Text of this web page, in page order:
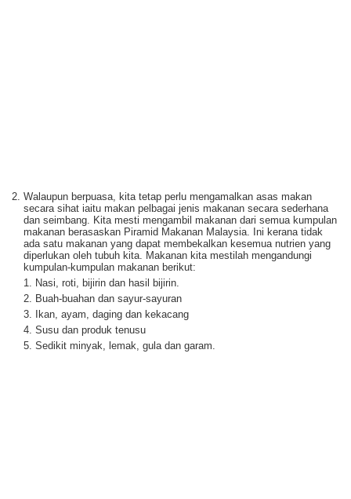
Walaupun berpuasa, kita tetap perlu mengamalkan asas makan
secara sihat iaitu makan pelbagai jenis makanan secara sederhana
dan seimbang. Kita mesti mengambil makanan dari semua kumpulan
makanan berasaskan Piramid Makanan Malaysia. Ini kerana tidak
ada satu makanan yang dapat membekalkan kesemua nutrien yang
diperlukan oleh tubuh kita. Makanan kita mestilah mengandungi
kumpulan-kumpulan makanan berikut:
Nasi, roti, bijirin dan hasil bijirin.
Buah-buahan dan sayur-sayuran
Ikan, ayam, daging dan kekacang
Susu dan produk tenusu
Sedikit minyak, lemak, gula dan garam.